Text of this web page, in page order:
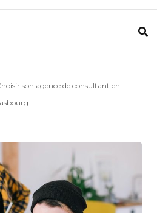
son agence de consultant en